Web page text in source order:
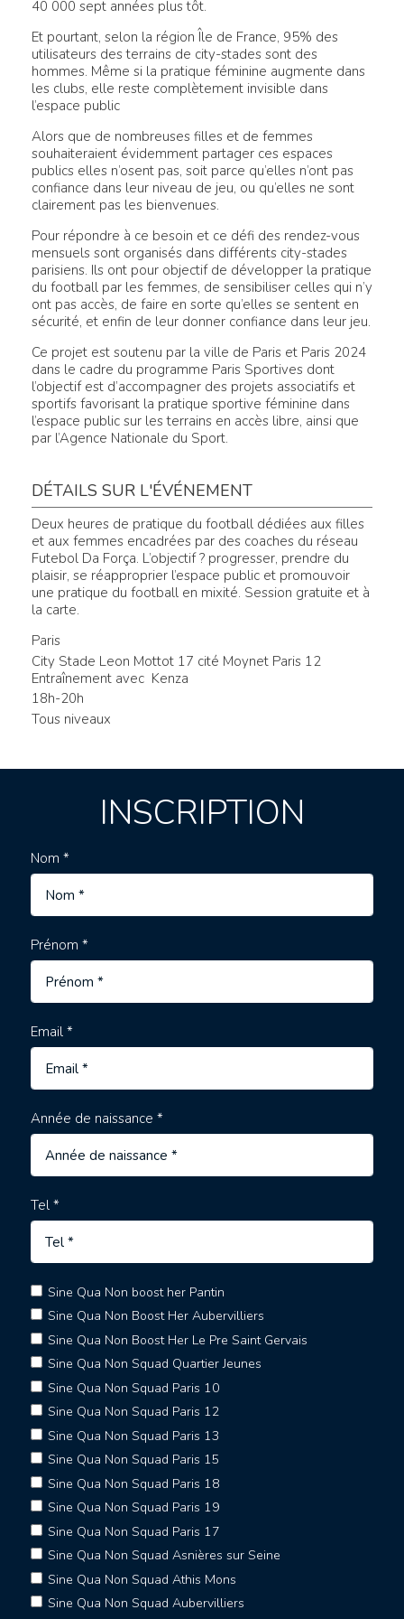
40 000 sept années plus tôt.
Et pourtant, selon la région Île de France, 95% des
utilisateurs des terrains de city-stades sont des
hommes. Même si la pratique féminine augmente dans
les clubs, elle reste complètement invisible dans
l’espace public
Alors que de nombreuses filles et de femmes
souhaiteraient évidemment partager ces espaces
publics elles n’osent pas, soit parce qu’elles n’ont pas
confiance dans leur niveau de jeu, ou qu’elles ne sont
clairement pas les bienvenues.
Pour répondre à ce besoin et ce défi des rendez-vous
mensuels sont organisés dans différents city-stades
parisiens. Ils ont pour objectif de développer la pratique
du football par les femmes, de sensibiliser celles qui n’y
ont pas accès, de faire en sorte qu’elles se sentent en
sécurité, et enfin de leur donner confiance dans leur jeu.
Ce projet est soutenu par la ville de Paris et Paris 2024
dans le cadre du programme Paris Sportives dont
l’objectif est d’accompagner des projets associatifs et
sportifs favorisant la pratique sportive féminine dans
l’espace public sur les terrains en accès libre, ainsi que
par l’Agence Nationale du Sport.
DÉTAILS SUR L'ÉVÉNEMENT
Deux heures de pratique du football dédiées aux filles
et aux femmes encadrées par des coaches du réseau
Futebol Da Força. L’objectif ? progresser, prendre du
plaisir, se réapproprier l’espace public et promouvoir
une pratique du football en mixité. Session gratuite et à
la carte.
Paris
City Stade Leon Mottot 17 cité Moynet Paris 12
Entraînement avec Kenza
18h-20h
Tous niveaux
INSCRIPTION
Nom *
Prénom *
Email *
Année de naissance *
Tel *
Sine Qua Non boost her Pantin
Sine Qua Non Boost Her Aubervilliers
Sine Qua Non Boost Her Le Pre Saint Gervais
Sine Qua Non Squad Quartier Jeunes
Sine Qua Non Squad Paris 10
Sine Qua Non Squad Paris 12
Sine Qua Non Squad Paris 13
Sine Qua Non Squad Paris 15
Sine Qua Non Squad Paris 18
Sine Qua Non Squad Paris 19
Sine Qua Non Squad Paris 17
Sine Qua Non Squad Asnières sur Seine
Sine Qua Non Squad Athis Mons
Sine Qua Non Squad Aubervilliers